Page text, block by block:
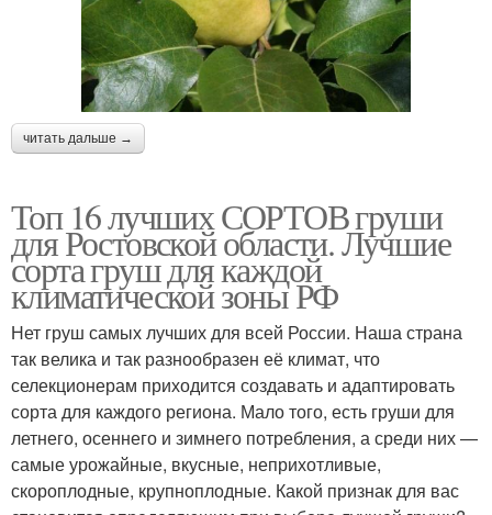
читать дальше →
Топ 16 лучших СОРТОВ груши
для Ростовской области. Лучшие
сорта груш для каждой
климатической зоны РФ
Нет груш самых лучших для всей России. Наша страна
так велика и так разнообразен её климат, что
селекционерам приходится создавать и адаптировать
сорта для каждого региона. Мало того, есть груши для
летнего, осеннего и зимнего потребления, а среди них —
самые урожайные, вкусные, неприхотливые,
скороплодные, крупноплодные. Какой признак для вас